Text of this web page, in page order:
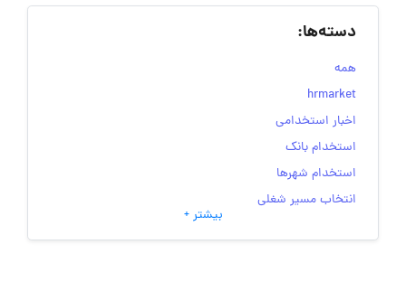
دسته‌ها:
همه
hrmarket
اخبار استخدامی
استخدام بانک
استخدام شهرها
انتخاب مسیر شغلی
به‌روزرسانی‌های سایت (کارجویی)
بیشتر +